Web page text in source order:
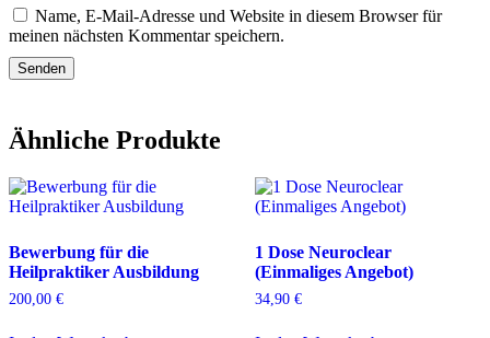
Name, E-Mail-Adresse und Website in diesem Browser für
meinen nächsten Kommentar speichern.
Ähnliche Produkte
Bewerbung für die
Heilpraktiker Ausbildung
200,00 €
1 Dose Neuroclear
(Einmaliges Angebot)
34,90 €